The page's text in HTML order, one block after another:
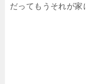
だってもうそれが家